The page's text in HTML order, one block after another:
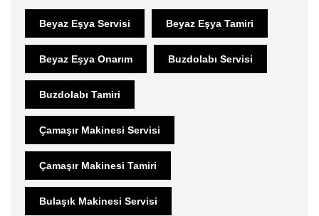
Beyaz Eşya Servisi Beyaz Eşya Tamiri
Beyaz Eşya Onarım Buzdolabı Servisi
Buzdolabı Tamiri
Çamaşır Makinesi Servisi
Çamaşır Makinesi Tamiri
Bulaşık Makinesi Servisi